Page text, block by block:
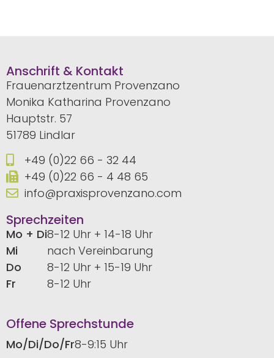
Anschrift & Kontakt
Frauenarztzentrum Provenzano
Monika Katharina Provenzano
Hauptstr. 57
51789 Lindlar
+49 (0)22 66 - 32 44
+49 (0)22 66 - 4 48 65
info@praxisprovenzano.com
Sprechzeiten
Mo + Di
Mi
Do
Fr
8-12 Uhr + 14-18 Uhr
nach Vereinbarung
8-12 Uhr + 15-19 Uhr
8-12 Uhr
Offene Sprechstunde
Mo/Di/Do/Fr8-9:15 Uhr